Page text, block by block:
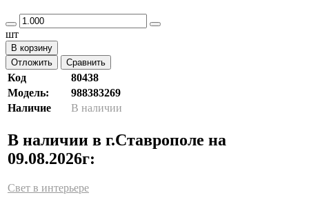
шт
В корзину
Отложить
Сравнить
Код
80438
Модель:
988383269
Наличие
В наличии
В наличии в г.Ставрополе на
09.08.2026г:
Свет в интерьере